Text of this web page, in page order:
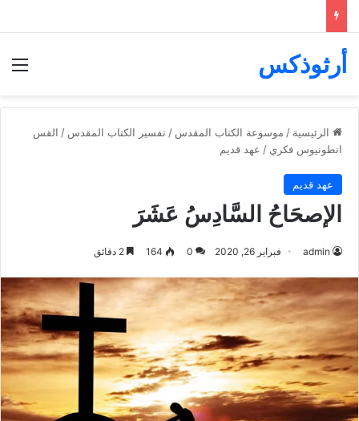
أرثوذكس
الرئيسية / موسوعة الكتاب المقدس / تفسير الكتاب المقدس / القس
انطونيوس فكري / عهد قديم
عهد قديم
الإصحَاحُ السَّادِسُ عَشَرَ
admin فبراير 26, 2020 0
164